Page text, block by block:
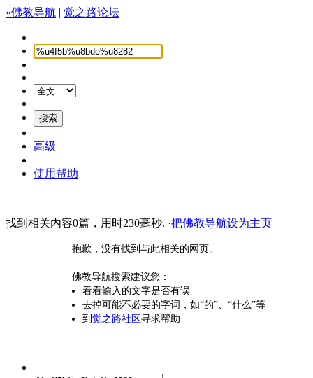
«佛教导航 | 觉之路论坛
高级
使用帮助
找到相关内容0篇，用时230毫秒. ·把佛教导航设为主页
抱歉，没有找到与此相关的网页。
佛教导航搜索建议您：
看看输入的文字是否有误
去掉可能不必要的字词，如“的”、“什么”等
到 觉之路社区寻求帮助